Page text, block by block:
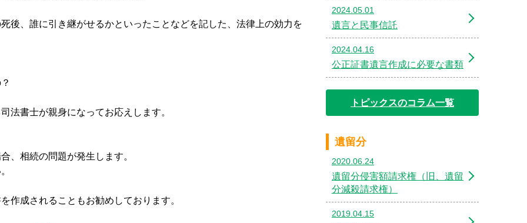
後、誰に引き継がせるかといったことなどを記した、法律上の効力を
法書士が親身になってお応えします。
、相続の問題が発生します。
作成されることもお勧めしております。
2024.05.01
遺言と民事信託
2024.04.16
公正証書遺言作成に必要な書類
トピックスのコラム一覧
遺留分
2020.06.24
遺留分侵害額請求権（旧、遺留
分減殺請求権）
2019.04.15